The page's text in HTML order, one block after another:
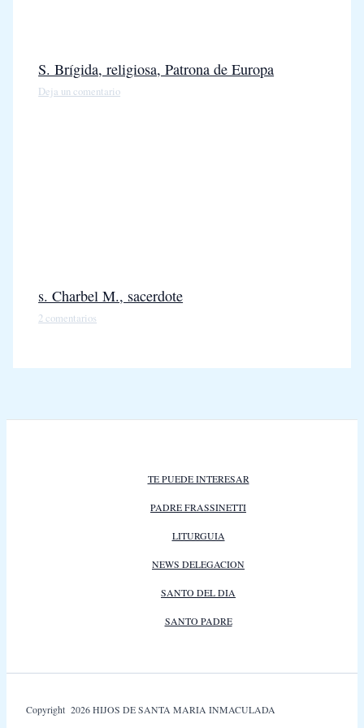
S. Brígida, religiosa, Patrona de Europa
Deja un comentario
s. Charbel M., sacerdote
2 comentarios
TE PUEDE INTERESAR
PADRE FRASSINETTI
LITURGUIA
NEWS DELEGACION
SANTO DEL DIA
SANTO PADRE
Copyright 2026 HIJOS DE SANTA MARIA INMACULADA